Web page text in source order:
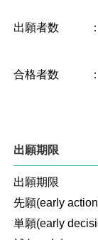
出願者数 ：
合格者数 ：
出願期限
出願期限
先願(early
単願(early